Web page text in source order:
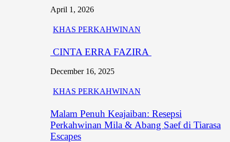
April 1, 2026
KHAS PERKAHWINAN
CINTA ERRA FAZIRA
December 16, 2025
KHAS PERKAHWINAN
Malam Penuh Keajaiban: Resepsi
Perkahwinan Mila & Abang Saef di Tiarasa
Escapes